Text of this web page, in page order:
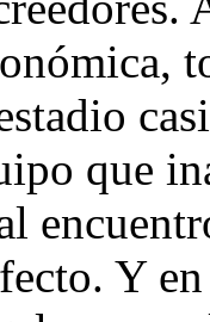
que
Y